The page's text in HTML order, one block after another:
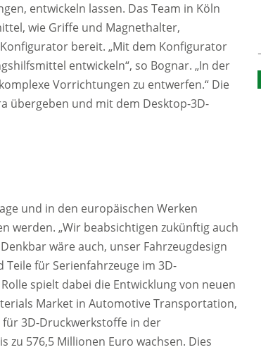
entwickeln lassen. Das Team in Köln
wie Griffe und Magnethalter,
bereit. „Mit dem Konfigurator
entwickeln“, so Bognar. „In der
Vorrichtungen zu entwerfen.“ Die
übergeben und mit dem Desktop-3D-
und in den europäischen Werken
werden. „Wir beabsichtigen zukünftig auch
wäre auch, unser Fahrzeugdesign
für Serienfahrzeuge im 3D-
spielt dabei die Entwicklung von neuen
Market in Automotive Transportation,
für 3D-Druckwerkstoffe in der
zu 576,5 Millionen Euro wachsen. Dies